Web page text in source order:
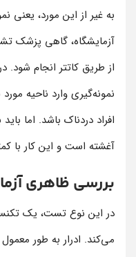
به غیر از این مورد،
آزمایشگاه، گاهی پزشک
از طریق کاتتر انجام شود.
نمونه‌گیری وارد ناحیه
افراد دردناک باشد. اما
آغشته است و این کار با
بررسی ظاهری
در این نوع تست، یک
می‌کند. ادرار به طور